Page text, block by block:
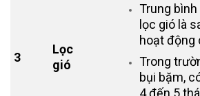
3
Lọc
gió
Trung
lọc gió là
hoạt động
Trong
bụi bặm,